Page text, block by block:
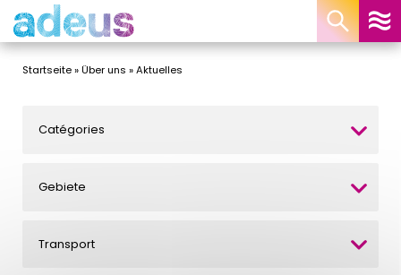
Startseite»Über uns »Aktuelles
Catégories
Gebiete
Transport
Cookie-Einstellungen